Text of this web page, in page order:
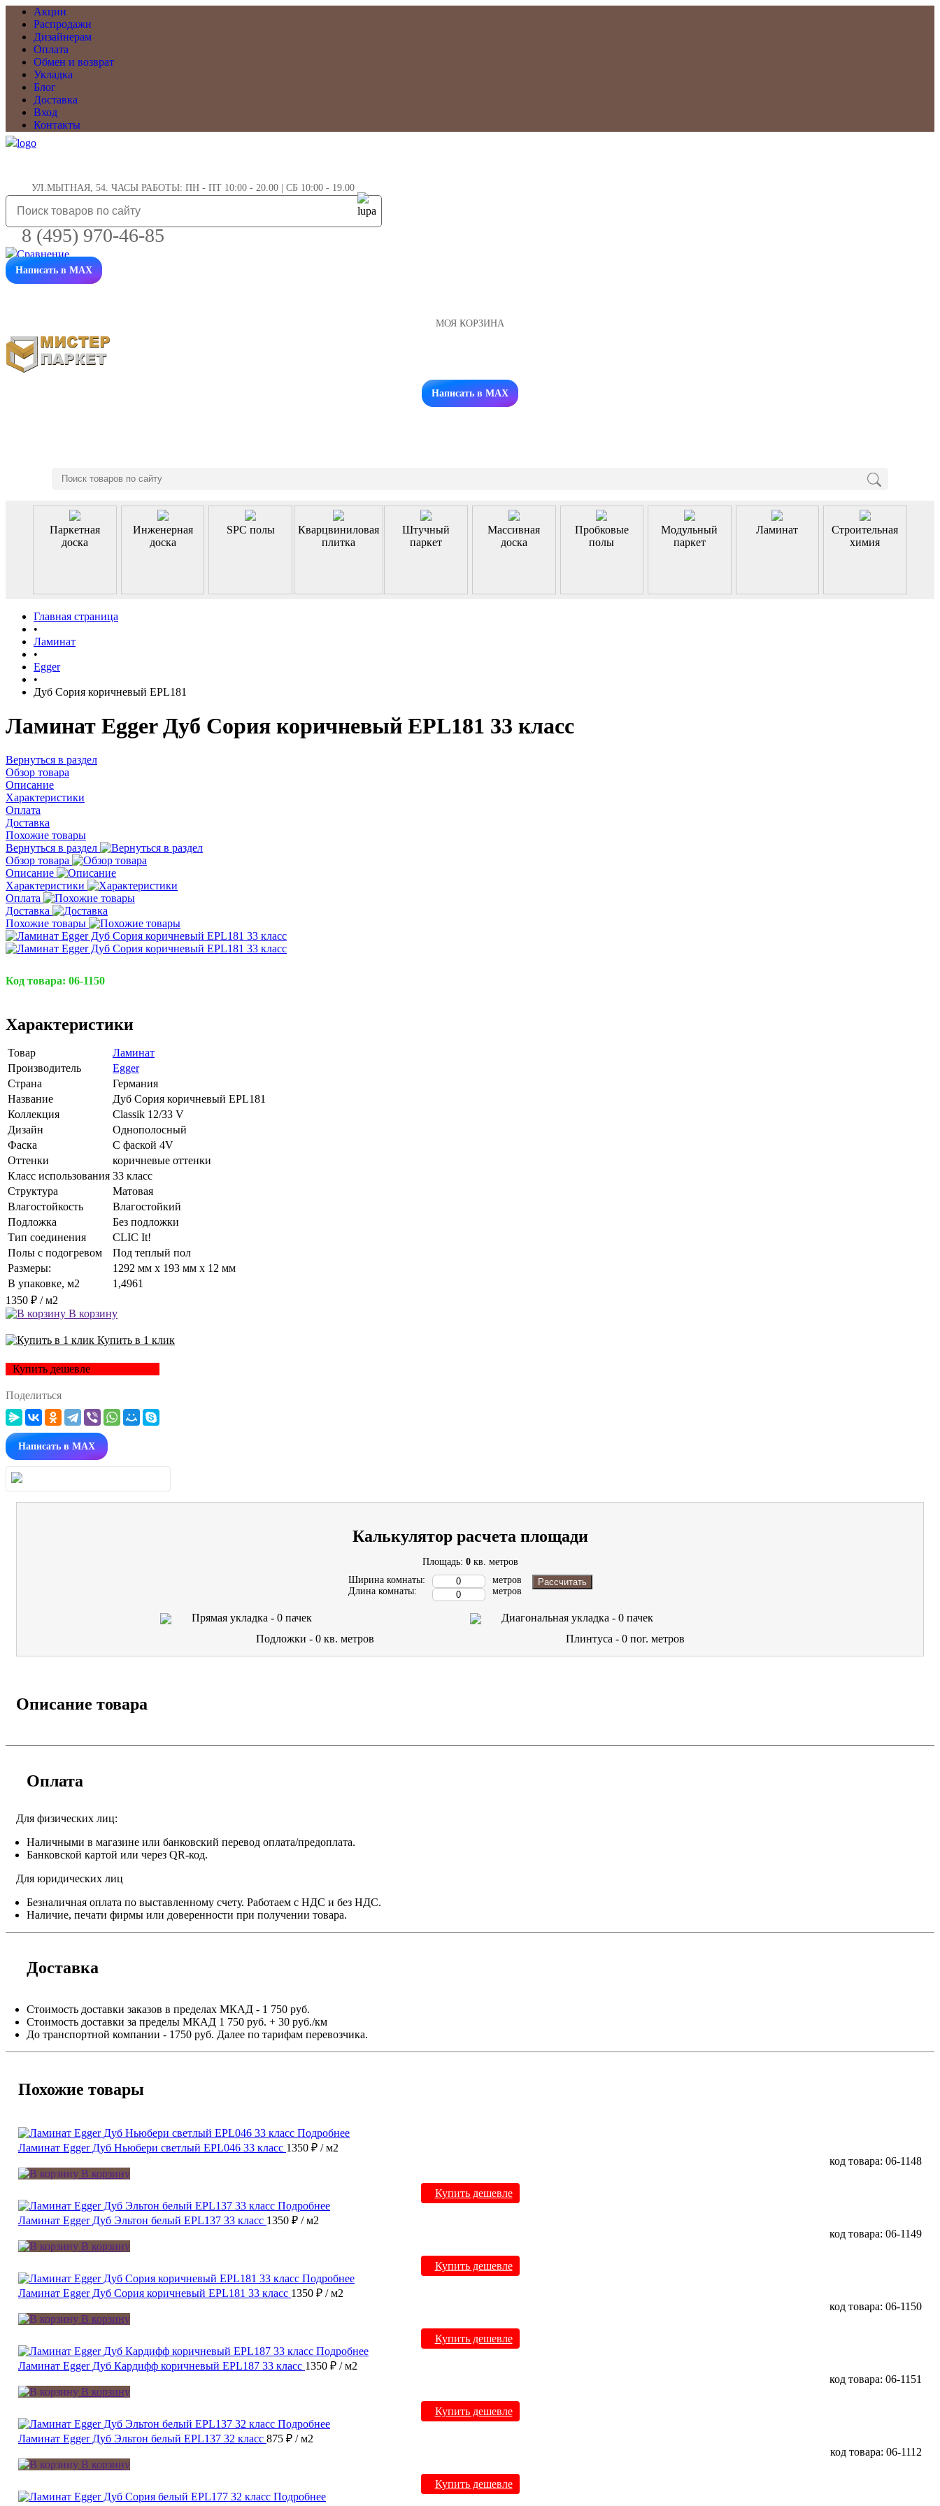
Акции
Распродажи
Дизайнерам
Оплата
Обмен и возврат
Укладка
Блог
Доставка
Вход
Контакты
УЛ.МЫТНАЯ, 54. ЧАСЫ РАБОТЫ: ПН - ПТ 10:00 - 20.00 | СБ 10:00 - 19.00
8 (495) 970-46-85
Написать в MAX
МОЯ КОРЗИНА
Заказать звонок
Написать в MAX
Паркетная
доска
Инженерная
доска
SPC полы
Кварцвиниловая
плитка
Штучный
паркет
Массивная
доска
Пробковые
полы
Модульный
паркет
Ламинат
Строительная
химия
Главная страница
•
Ламинат
•
Egger
•
Дуб Сория коричневый EPL181
Ламинат Egger Дуб Сория коричневый EPL181 33 класс
Вернуться в раздел
Обзор товара
Описание
Характеристики
Оплата
Доставка
Похожие товары
Вернуться в раздел
Обзор товара
Описание
Характеристики
Оплата
Доставка
Похожие товары
Код товара: 06-1150
Характеристики
Товар
Ламинат
Производитель
Egger
Страна
Германия
Название
Дуб Сория коричневый EPL181
Коллекция
Classik 12/33 V
Дизайн
Однополосный
Фаска
С фаской 4V
Оттенки
коричневые оттенки
Класс использования 33 класс
Структура
Матовая
Влагостойкость
Влагостойкий
Подложка
Без подложки
Тип соединения
CLIC It!
Полы с подогревом
Под теплый пол
Размеры:
1292 мм x 193 мм x 12 мм
В упаковке, м2
1,4961
1350 ₽ / м2
В корзину
Купить в 1 клик
Купить дешевле
Поделиться
Написать в MAX
Калькулятор расчета площади
Площадь: 0 кв. метров
Ширина комнаты:
Длина комнаты:
метров
метров
Рассчитать
Прямая укладка - 0 пачек Диагональная укладка - 0 пачек
Подложки - 0 кв. метров Плинтуса - 0 пог. метров
Описание товара
Оплата
Для физических лиц:
Наличными в магазине или банковский перевод оплата/предоплата.
Банковской картой или через QR-код.
Для юридических лиц
Безналичная оплата по выставленному счету. Работаем с НДС и без НДС.
Наличие, печати фирмы или доверенности при получении товара.
Доставка
Стоимость доставки заказов в пределах МКАД - 1 750 руб.
Стоимость доставки за пределы МКАД 1 750 руб. + 30 руб./км
До транспортной компании - 1750 руб. Далее по тарифам перевозчика.
Похожие товары
Подробнее
Ламинат Egger Дуб Ньюбери светлый EPL046 33 класс 1350 ₽ / м2
код товара: 06-1148
В корзину
Купить дешевле
Подробнее
Ламинат Egger Дуб Эльтон белый EPL137 33 класс 1350 ₽ / м2
код товара: 06-1149
В корзину
Купить дешевле
Подробнее
Ламинат Egger Дуб Сория коричневый EPL181 33 класс 1350 ₽ / м2
код товара: 06-1150
В корзину
Купить дешевле
Подробнее
Ламинат Egger Дуб Кардифф коричневый EPL187 33 класс 1350 ₽ / м2
код товара: 06-1151
В корзину
Купить дешевле
Подробнее
Ламинат Egger Дуб Эльтон белый EPL137 32 класс 875 ₽ / м2
код товара: 06-1112
В корзину
Купить дешевле
Подробнее